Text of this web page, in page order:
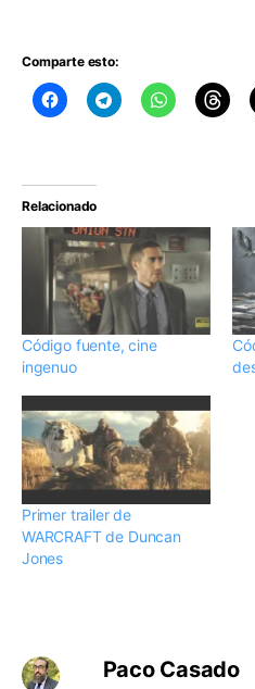
Comparte esto:
Relacionado
Código fuente, cine
ingenuo
Primer trailer de
WARCRAFT de Duncan
Jones
Paco Casado